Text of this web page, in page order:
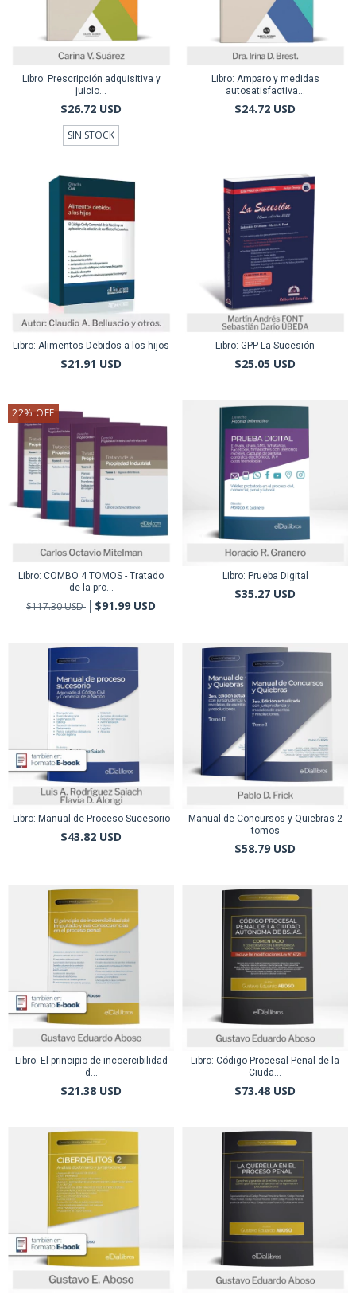
Libro: Prescripción adquisitiva y
juicio...
$26.72 USD
SIN STOCK
Libro: Amparo y medidas
autosatisfactiva...
$24.72 USD
Libro: Alimentos Debidos a los hijos
$21.91 USD
Libro: GPP La Sucesión
$25.05 USD
22% OFF
Libro: COMBO 4 TOMOS - Tratado
de la pro...
$117.30 USD $91.99 USD
Libro: Prueba Digital
$35.27 USD
Libro: Manual de Proceso Sucesorio
$43.82 USD
Manual de Concursos y Quiebras 2
tomos
$58.79 USD
Libro: El principio de incoercibilidad
d...
$21.38 USD
Libro: Código Procesal Penal de la
Ciuda...
$73.48 USD